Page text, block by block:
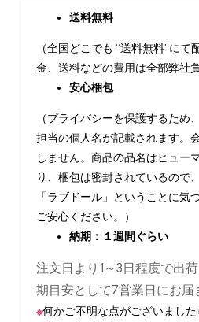
送料無料
（全国どこでも “送料無料”に
金、送料などの費用は全部弊社
安心梱包
（プライバシーを保護するため
担当の個人名が記載されます。
しません。商品の品名はヒュー
り、梱包は密封されているので
「ラブドール」ということに気
ご安心ください。）
納期：１週間ぐらい
注文日より1～3日程度で出
期目安として7営業日にお届
※何かご不明な点がございまし